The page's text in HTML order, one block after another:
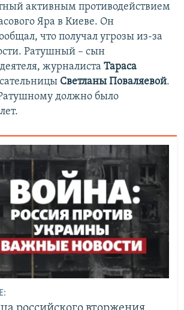
активным противодействием
Яра в Киеве. Он
что получал угрозы из-за
Ратушный – сын
журналиста Тараса
Светланы Поваляевой.
должно было